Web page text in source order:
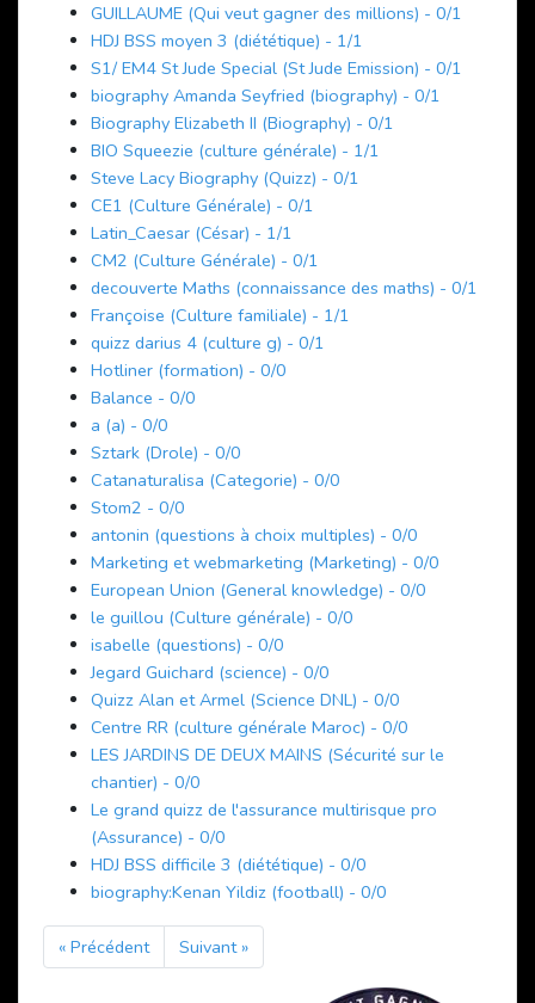
GUILLAUME (Qui veut gagner des millions) - 0/1
HDJ BSS moyen 3 (diététique) - 1/1
S1/ EM4 St Jude Special (St Jude Emission) - 0/1
biography Amanda Seyfried (biography) - 0/1
Biography Elizabeth II (Biography) - 0/1
BIO Squeezie (culture générale) - 1/1
Steve Lacy Biography (Quizz) - 0/1
CE1 (Culture Générale) - 0/1
Latin_Caesar (César) - 1/1
CM2 (Culture Générale) - 0/1
decouverte Maths (connaissance des maths) - 0/1
Françoise (Culture familiale) - 1/1
quizz darius 4 (culture g) - 0/1
Hotliner (formation) - 0/0
Balance - 0/0
a (a) - 0/0
Sztark (Drole) - 0/0
Catanaturalisa (Categorie) - 0/0
Stom2 - 0/0
antonin (questions à choix multiples) - 0/0
Marketing et webmarketing (Marketing) - 0/0
European Union (General knowledge) - 0/0
le guillou (Culture générale) - 0/0
isabelle (questions) - 0/0
Jegard Guichard (science) - 0/0
Quizz Alan et Armel (Science DNL) - 0/0
Centre RR (culture générale Maroc) - 0/0
LES JARDINS DE DEUX MAINS (Sécurité sur le
chantier) - 0/0
Le grand quizz de l'assurance multirisque pro
(Assurance) - 0/0
HDJ BSS difficile 3 (diététique) - 0/0
biography:Kenan Yildiz (football) - 0/0
« Précédent Suivant »